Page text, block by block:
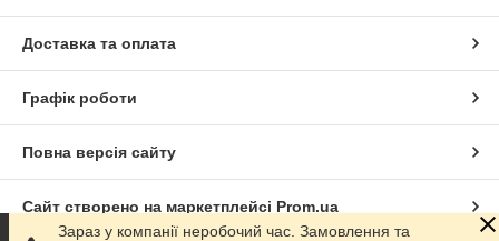
Доставка та оплата
Графік роботи
Повна версія сайту
Сайт створено на маркетплейсі Prom.ua
Зараз у компанії неробочий час. Замовлення та